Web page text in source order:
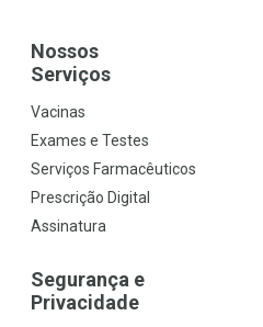
Nossos
Serviços
Vacinas
Exames e Testes
Serviços Farmacêuticos
Prescrição Digital
Assinatura
Segurança e
Privacidade